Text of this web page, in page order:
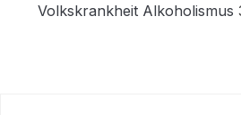
Volkskrankheit Alkoholismus